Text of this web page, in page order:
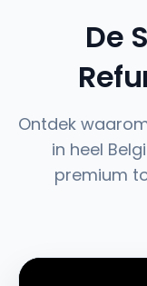
De
Ontdek
in heel
premium